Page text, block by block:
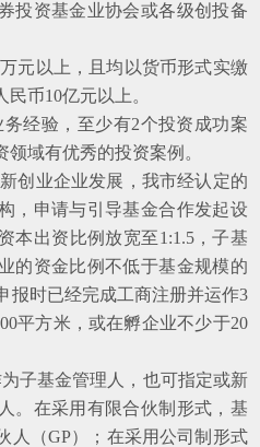
投资基金业协会或各级创投备
元以上，且均以货币形式实缴
币10亿元以上。
经验，至少有2个投资成功案
域有优秀的投资案例。
创业企业发展，我市经认定的
，申请与引导基金合作发起设
本出资比例放宽至1:1.5，子基
的资金比例不低于基金规模的
报时已经完成工商注册并运作3
平方米，或在孵企业不少于20
子基金管理人，也可指定或新
。在采用有限合伙制形式，基
人（GP）；在采用公司制形式